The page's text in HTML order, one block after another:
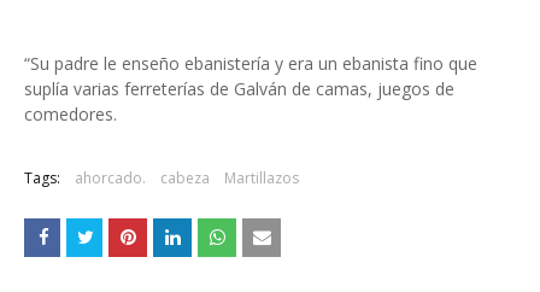
“Su padre le enseño ebanistería y era un ebanista fino que
suplía varias ferreterías de Galván de camas, juegos de
comedores.
Tags: ahorcado. cabeza Martillazos